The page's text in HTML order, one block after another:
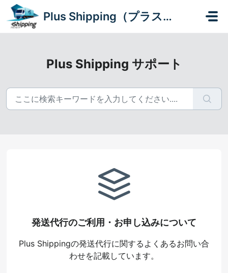
メインコンテンツに移動
Plus Shipping（プラスシッピング）
Plus Shipping サポート
発送代行のご利用・お申し込みについて
Plus Shippingの発送代行に関するよくあるお問い合
わせを記載しています。